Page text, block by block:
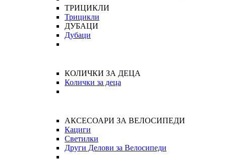
ТРИЦИКЛИ
Трицикли
ДУБАЦИ
Дубаци
КОЛИЧКИ ЗА ДЕЦА
Колички за деца
АКСЕСОАРИ ЗА ВЕЛОСИПЕДИ
Кациги
Светилки
Други Делови за Велосипеди